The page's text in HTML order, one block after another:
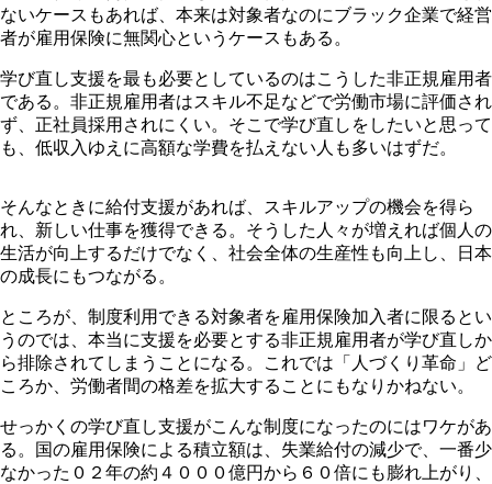
ないケースもあれば、本来は対象者なのにブラック企業で経営
者が雇用保険に無関心というケースもある。
学び直し支援を最も必要としているのはこうした非正規雇用者
である。非正規雇用者はスキル不足などで労働市場に評価され
ず、正社員採用されにくい。そこで学び直しをしたいと思って
も、低収入ゆえに高額な学費を払えない人も多いはずだ。
そんなときに給付支援があれば、スキルアップの機会を得ら
れ、新しい仕事を獲得できる。そうした人々が増えれば個人の
生活が向上するだけでなく、社会全体の生産性も向上し、日本
の成長にもつながる。
ところが、制度利用できる対象者を雇用保険加入者に限るとい
うのでは、本当に支援を必要とする非正規雇用者が学び直しか
ら排除されてしまうことになる。これでは「人づくり革命」ど
ころか、労働者間の格差を拡大することにもなりかねない。
せっかくの学び直し支援がこんな制度になったのにはワケがあ
る。国の雇用保険による積立額は、失業給付の減少で、一番少
なかった０２年の約４０００億円から６０倍にも膨れ上がり、